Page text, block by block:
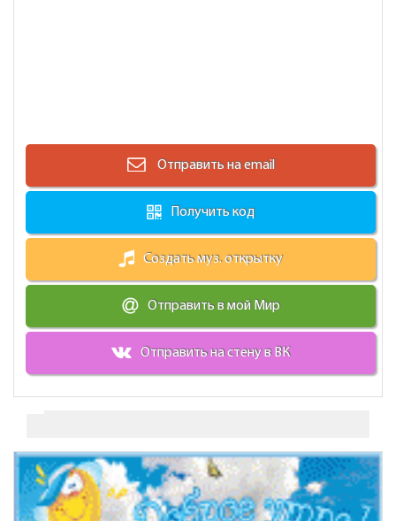
Отправить на email
Получить код
Создать муз. открытку
Отправить в мой Мир
Отправить на стену в ВК